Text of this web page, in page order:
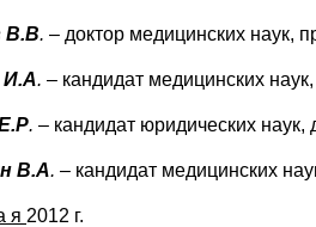
В.В. – доктор медицинских наук,
. – кандидат медицинских
. – кандидат юридических наук,
В.А. – кандидат медицинских
я 2012 г.